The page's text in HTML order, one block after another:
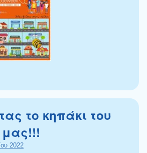
το κηπάκι του
μας!!!
2022